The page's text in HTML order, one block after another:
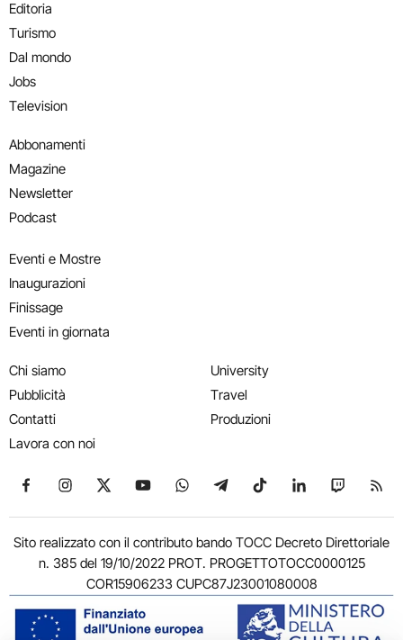
Editoria
Turismo
Dal mondo
Jobs
Television
Abbonamenti
Magazine
Newsletter
Podcast
Eventi e Mostre
Inaugurazioni
Finissage
Eventi in giornata
Chi siamo
Pubblicità
Contatti
Lavora con noi
University
Travel
Produzioni
Seguici su Facebook
Seguici su Instagram
Seguici su X
Seguici su YouTube
Seguici su WhatsApp
Seguici su Telegram
Seguici su TikTok
Seguici su
Seguici
Sito realizzato con il contributo bando TOCC Decreto Direttoriale
n. 385 del 19/10/2022 PROT. PROGETTOTOCC0000125
COR15906233 CUPC87J23001080008